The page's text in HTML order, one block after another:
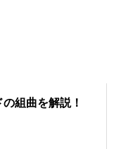
組曲を解説！